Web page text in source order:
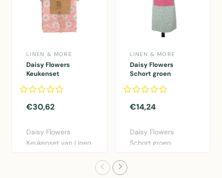
LINEN & MORE
Daisy Flowers
Keukenset
35x50/40x40cm
roze (set of 8)
€30,62
Daisy Flowers
Keukenset van Linen
LINEN & MORE
Daisy Flowers
Schort groen
€14,24
Daisy Flowers
Schort groen